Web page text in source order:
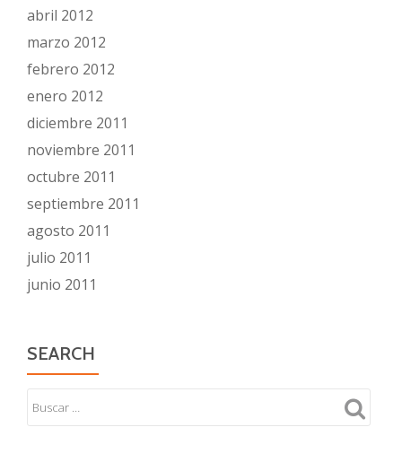
abril 2012
marzo 2012
febrero 2012
enero 2012
diciembre 2011
noviembre 2011
octubre 2011
septiembre 2011
agosto 2011
julio 2011
junio 2011
SEARCH